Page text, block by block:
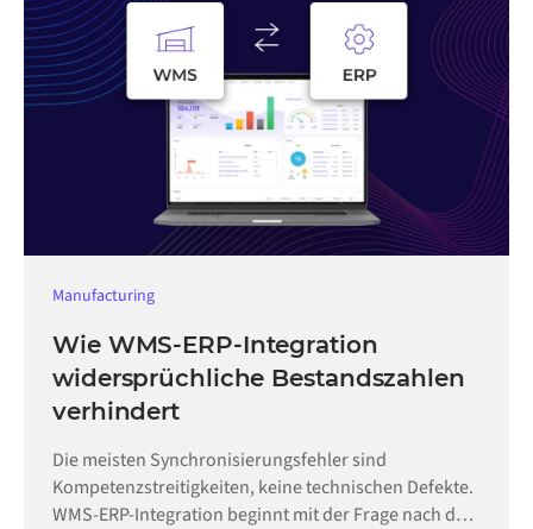
Manufacturing
Wie WMS-ERP-Integration
widersprüchliche Bestandszahlen
verhindert
Die meisten Synchronisierungsfehler sind
Kompetenzstreitigkeiten, keine technischen Defekte.
WMS-ERP-Integration beginnt mit der Frage nach der